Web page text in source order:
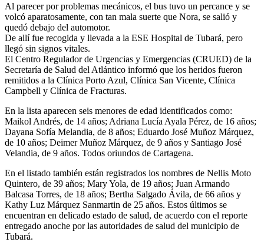
Al parecer por problemas mecánicos, el bus tuvo un percance y se
volcó aparatosamente, con tan mala suerte que Nora, se salió y
quedó debajo del automotor.
De allí fue recogida y llevada a la ESE Hospital de Tubará, pero
llegó sin signos vitales.
El Centro Regulador de Urgencias y Emergencias (CRUED) de la
Secretaría de Salud del Atlántico informó que los heridos fueron
remitidos a la Clínica Porto Azul, Clínica San Vicente, Clínica
Campbell y Clínica de Fracturas.
En la lista aparecen seis menores de edad identificados como:
Maikol Andrés, de 14 años; Adriana Lucía Ayala Pérez, de 16 años;
Dayana Sofía Melandia, de 8 años; Eduardo José Muñoz Márquez,
de 10 años; Deimer Muñoz Márquez, de 9 años y Santiago José
Velandia, de 9 años. Todos oriundos de Cartagena.
En el listado también están registrados los nombres de Nellis Moto
Quintero, de 39 años; Mary Yola, de 19 años; Juan Armando
Balcasa Torres, de 18 años; Bertha Salgado Ávila, de 66 años y
Kathy Luz Márquez Sanmartin de 25 años. Estos últimos se
encuentran en delicado estado de salud, de acuerdo con el reporte
entregado anoche por las autoridades de salud del municipio de
Tubará.